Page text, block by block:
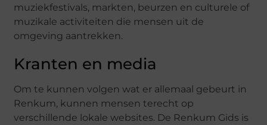
muziekfestivals, markten, beurzen en culturele of
muzikale activiteiten die mensen uit de
omgeving aantrekken.
Kranten en media
Om te kunnen volgen wat er allemaal gebeurt in
Renkum, kunnen mensen terecht op
verschillende lokale websites. De Renkum Gids is